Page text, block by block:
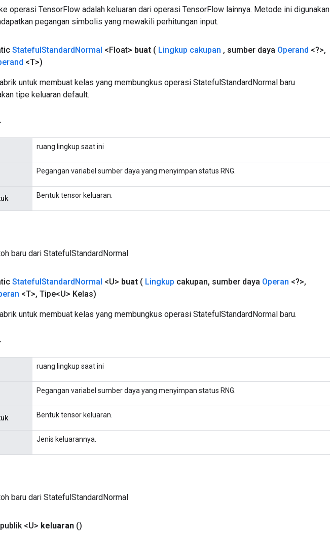
operasi TensorFlow adalah keluaran dari operasi TensorFlow lainnya. Metode ini digunakan
pegangan simbolis yang mewakili perhitungan input.
StatefulStandardNormal <Float> buat ( Lingkup cakupan , sumber daya Operand <?>,
<T>)
untuk membuat kelas yang membungkus operasi StatefulStandardNormal baru
tipe keluaran default.
ruang lingkup saat ini
Pegangan variabel sumber daya yang menyimpan status RNG.
Bentuk tensor keluaran.
baru dari StatefulStandardNormal
StatefulStandardNormal <U> buat ( Lingkup cakupan, sumber daya Operan <?>,
<T>, Tipe<U> Kelas)
untuk membuat kelas yang membungkus operasi StatefulStandardNormal baru.
ruang lingkup saat ini
Pegangan variabel sumber daya yang menyimpan status RNG.
Bentuk tensor keluaran.
Jenis keluarannya.
baru dari StatefulStandardNormal
publik <U> keluaran ()